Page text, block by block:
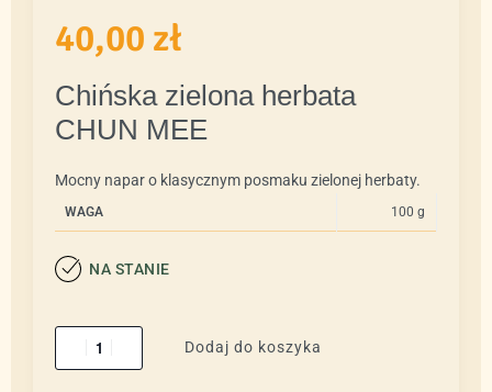
40,00 zł
Chińska zielona herbata
CHUN MEE
Mocny napar o klasycznym posmaku zielonej herbaty.
WAGA 100 g
NA STANIE
Dodaj do koszyka